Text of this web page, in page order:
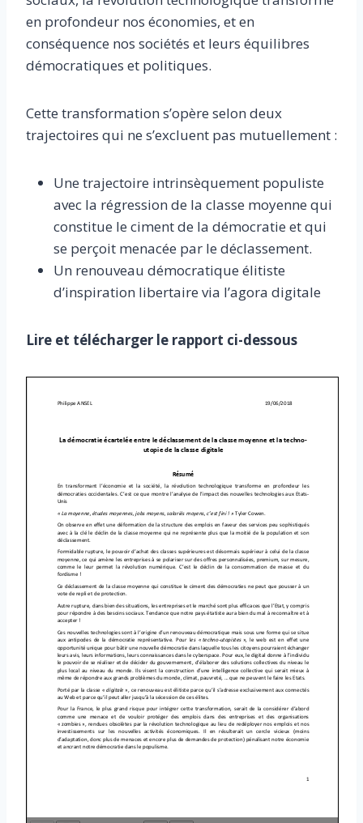
en profondeur nos économies, et en
conséquence nos sociétés et leurs équilibres
démocratiques et politiques.
Cette transformation s’opère selon deux
trajectoires qui ne s’excluent pas mutuellement :
Une trajectoire intrinsèquement populiste
avec la régression de la classe moyenne qui
constitue le ciment de la démocratie et qui
se perçoit menacée par le déclassement.
Un renouveau démocratique élitiste
d’inspiration libertaire via l’agora digitale
Lire et télécharger le rapport ci-dessous